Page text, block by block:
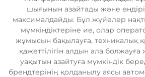
шығынын азайтады және
максималдайды. Бұл жүйелер
мүмкіндіктеріне ие, олар
жұмысын бақылауға, техникалық
қажеттілігін алдын ала
уақытын азайтуға мүмкіндік
брендтерінің қолданылу аясы